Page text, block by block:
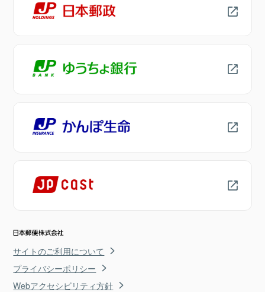
サイトのご利用について
プライバシーポリシー
Webアクセシビリティ方針